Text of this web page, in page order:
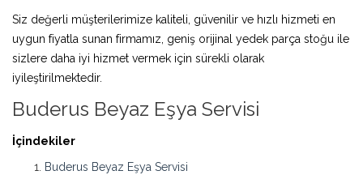
Siz değerli müşterilerimize kaliteli, güvenilir ve hızlı hizmeti en
uygun fiyatla sunan firmamız, geniş orijinal yedek parça stoğu ile
sizlere daha iyi hizmet vermek için sürekli olarak
iyileştirilmektedir.
Buderus Beyaz Eşya Servisi
İçindekiler
Buderus Beyaz Eşya Servisi